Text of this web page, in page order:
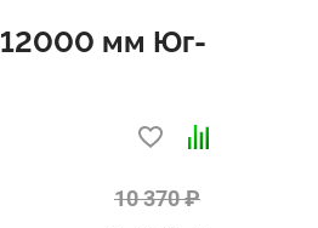
мм Юг-
10 370 ₽